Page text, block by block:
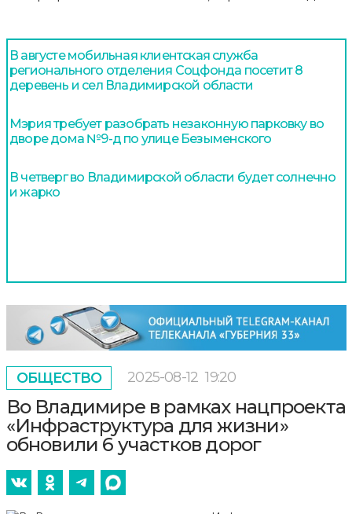
В августе мобильная клиентская служба
регионального отделения Соцфонда посетит 8
деревень и сел Владимирской области
Мэрия требует разобрать незаконную парковку во
дворе дома №9-д по улице Безыменского
В четверг во Владимирской области будет солнечно
и жарко
ОБЩЕСТВО 2025-08-12 19:20
Во Владимире в рамках нацпроекта
«Инфраструктура для жизни»
обновили 6 участков дорог